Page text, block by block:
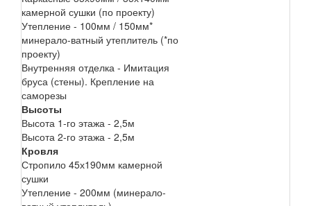
камерной сушки (по проекту)
Утепление - 100мм / 150мм*
минерало-ватный утеплитель (*по
проекту)
Внутренняя отделка - Имитация
бруса (стены). Крепление на
саморезы
Высоты
Высота 1-го этажа - 2,5м
Высота 2-го этажа - 2,5м
Кровля
Стропило 45х190мм камерной
сушки
Утепление - 200мм (минерало-